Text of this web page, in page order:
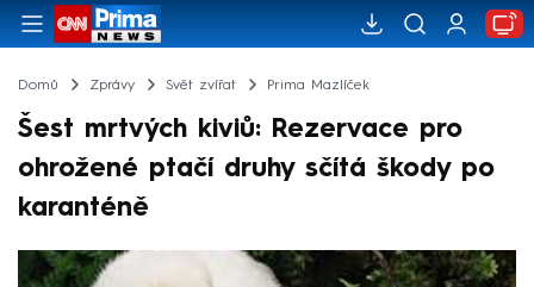
Domů Zprávy Svět zvířat Prima Mazlíček
Šest mrtvých kiviů: Rezervace pro
ohrožené ptačí druhy sčítá škody po
karanténě